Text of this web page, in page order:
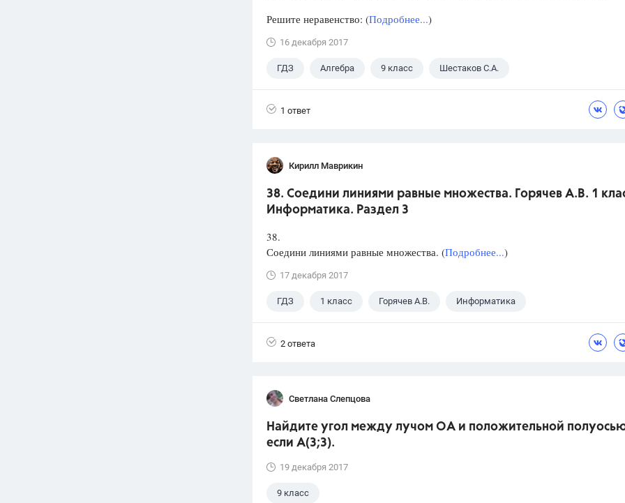
Решите неравенство: (Подробнее...)
16 декабря 2017
ГДЗ Алгебра 9 класс Шестаков С.А.
1 ответ
Кирилл Маврикин
38. Соедини линиями равные множества. Горячев А.В. 1
Информатика. Раздел 3
38.
Соедини линиями равные множества. (Подробнее...)
17 декабря 2017
ГДЗ 1 класс Горячев А.В. Информатика
2 ответа
Светлана Слепцова
Найдите угол между лучом ОА и положительной
если А(3;3).
19 декабря 2017
9 класс